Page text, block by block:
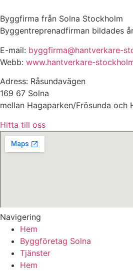
Byggfirma från Solna Stockholm
Byggentreprenadfirman bildades
E-mail: byggfirma@hantverkare-
Webb: www.hantverkare-
Adress: Råsundavägen
169 67 Solna
mellan Hagaparken/Frösunda och
Hitta till oss
Navigering
Hem
Byggföretag Solna
Tjänster
Hem